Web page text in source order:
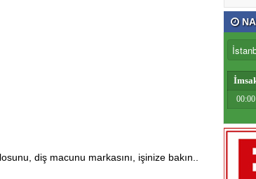
diş macunu markasını, işinize bakın..
00:00